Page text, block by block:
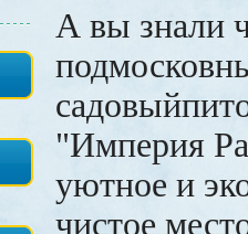
А вы знали
"Империя
уютное и
чистое